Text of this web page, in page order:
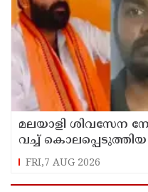
മലയാളി ശിവസേന
വച്ച്
പിടിയിൽ
FRI,7 AUG 2026